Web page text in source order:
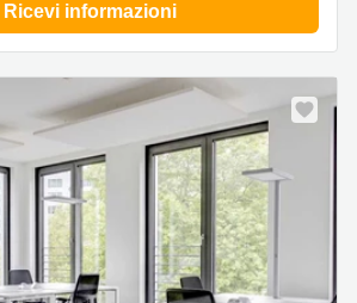
Ricevi informazioni